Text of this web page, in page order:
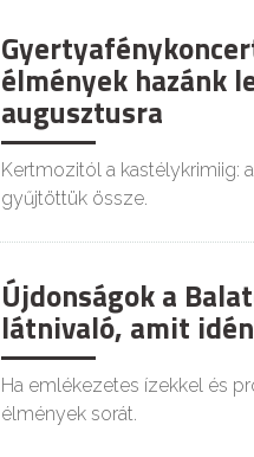
élmények hazánk
augusztusra
Kertmozitól a kastélykrimiig:
gyűjtöttük össze.
Újdonságok a
látnivaló, amit
Ha emlékezetes ízekkel és
élmények sorát.